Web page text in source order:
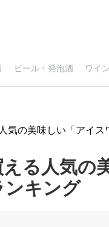
ビール・発泡酒 ワイン
る人気の
ンキング